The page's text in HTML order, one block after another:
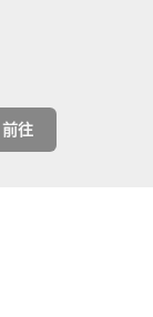
前往